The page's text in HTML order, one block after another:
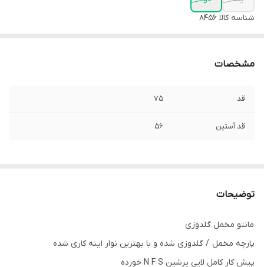
شناسه کالا 8456
مشخصات
قد ۷۵
قد آستین ۵۶
توضیحات
مانتو مخمل گلدوزی
پارچه مخمل / گلدوزی شده و با بهترین نوار اینه کاری شده
پیش کار کامل لایی پرشین N F S خورده